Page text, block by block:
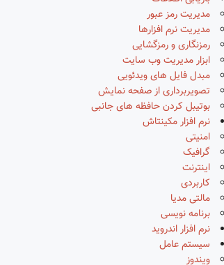
مدیریت رمز عبور
مدیریت نرم افزارها
رمزنگاری و رمزگشایی
ابزار مدیریت وب سایت
مبدل فایل های ویدئویی
تصویربرداری از صفحه نمایش
بوتیبل کردن حافظه های جانبی
نرم افزار مکینتاش
امنیتی
گرافیک
اینترنت
کاربردی
مالتی مدیا
برنامه نویسی
نرم افزار اندروید
سیستم عامل
ویندوز